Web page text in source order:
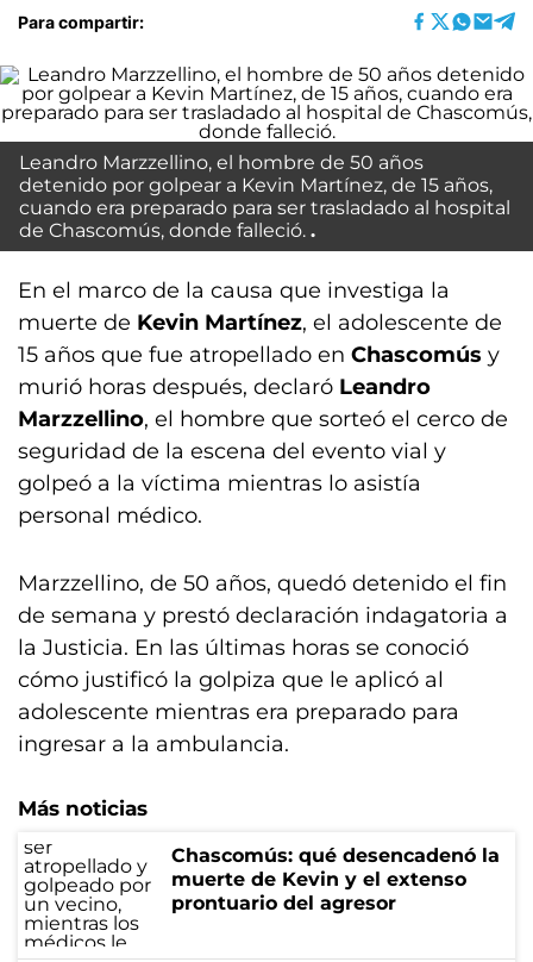
Para compartir:
Leandro Marzzellino, el hombre de 50 años
detenido por golpear a Kevin Martínez, de 15 años,
cuando era preparado para ser trasladado al hospital
de Chascomús, donde falleció.
En el marco de la causa que investiga la
muerte de Kevin Martínez, el adolescente de
15 años que fue atropellado en Chascomús y
murió horas después, declaró Leandro
Marzzellino, el hombre que sorteó el cerco de
seguridad de la escena del evento vial y
golpeó a la víctima mientras lo asistía
personal médico.
Marzzellino, de 50 años, quedó detenido el fin
de semana y prestó declaración indagatoria a
la Justicia. En las últimas horas se conoció
cómo justificó la golpiza que le aplicó al
adolescente mientras era preparado para
ingresar a la ambulancia.
Más noticias
Chascomús: qué desencadenó la
muerte de Kevin y el extenso
prontuario del agresor